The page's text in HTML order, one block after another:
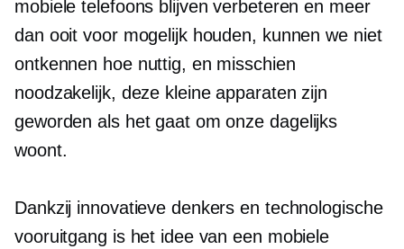
mobiele telefoons blijven verbeteren en meer
dan ooit voor mogelijk houden, kunnen we niet
ontkennen hoe nuttig, en misschien
noodzakelijk, deze kleine apparaten zijn
geworden als het gaat om onze dagelijks
woont.
Dankzij innovatieve denkers en technologische
vooruitgang is het idee van een mobiele